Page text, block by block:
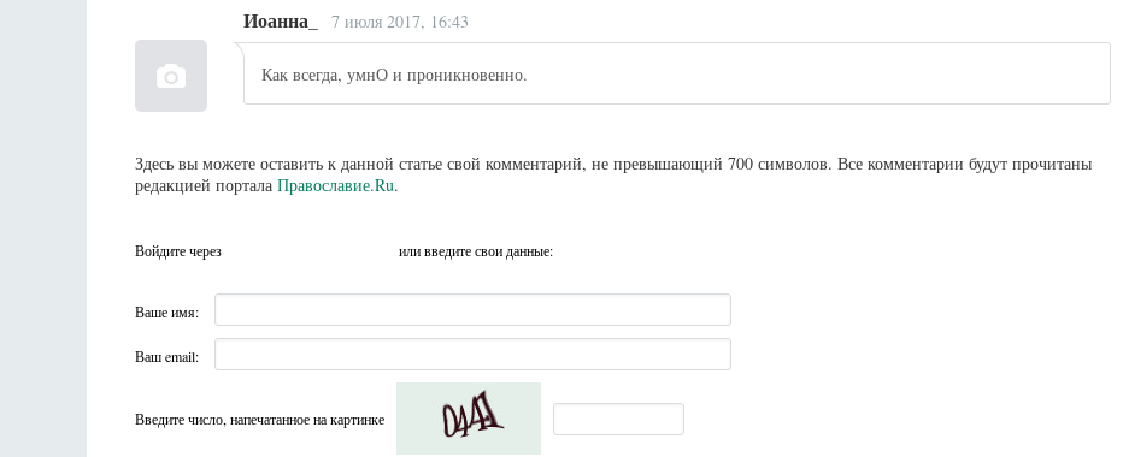
Иоанна_ 7 июля 2017, 16:43
Как всегда, умнО и проникновенно.
Здесь вы можете оставить к данной статье свой комментарий, не превышающий 700 символов. Все комментарии будут прочитаны
редакцией портала Православие.Ru.
Войдите через или введите свои данные:
Ваше имя:
Ваш email:
Введите число, напечатанное на картинке